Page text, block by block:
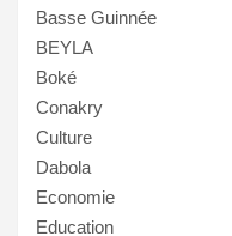
Basse Guinnée
BEYLA
Boké
Conakry
Culture
Dabola
Economie
Education